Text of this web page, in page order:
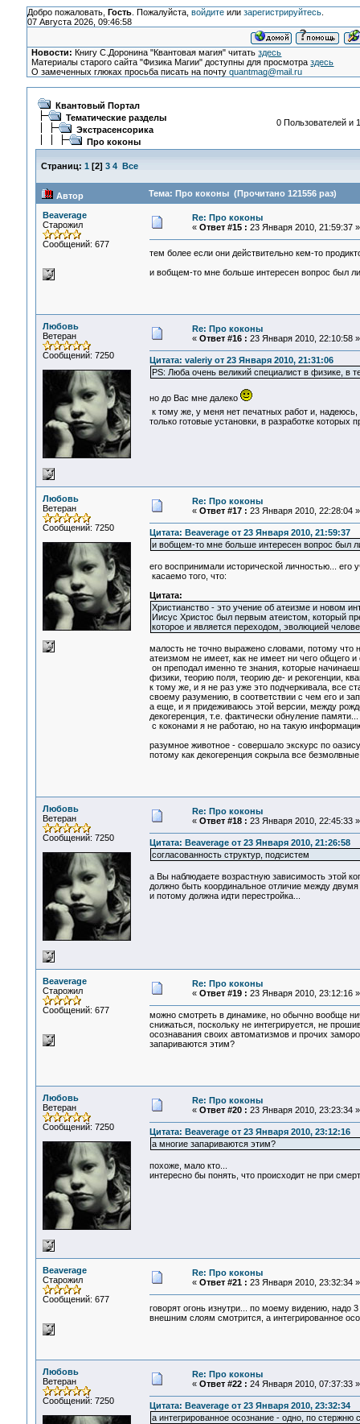
Добро пожаловать, Гость. Пожалуйста, войдитеили зарегистрируйтесь.
07 Августа 2026, 09:46:58
Новости: Книгу С.Доронина "Квантовая магия" читатьздесь
Материалы старого сайта "Физика Магии" доступны для просмотраздесь
О замеченных глюках просьба писать на почтуquantmag@mail.ru
Квантовый Портал
Тематические разделы
Экстрасенсорика
Про коконы
0 Пользователей и
Страниц: 1 [2] 3 4 Все
Автор Тема: Про коконы (Прочитано 121556 раз)
Beaverage
Старожил
Сообщений: 677
Re: Про коконы
« Ответ #15 : 23 Января 2010, 21:59:37 »
тем более если они действительно кем-то
и вобщем-то мне больше интересен вопрос был
Любовь
Ветеран
Сообщений: 7250
Re: Про коконы
« Ответ #16 : 23 Января 2010, 22:10:58 »
Цитата: valeriy от 23 Января 2010, 21:31:06
PS: Люба очень великий специалист в физике, в
но до Вас мне далеко
к тому же, у меня нет печатных работ и, надеюсь,
только готовые установки, в разработке которых
Любовь
Ветеран
Сообщений: 7250
Re: Про коконы
« Ответ #17 : 23 Января 2010, 22:28:04 »
Цитата: Beaverage от 23 Января 2010, 21:59:37
и вобщем-то мне больше интересен вопрос был
его воспринимали исторической личностью... его
касаемо того, что:
Цитата:
Христианство - это учение об атеизме и новом
Иисус Христос был первым атеистом, который
которое и является переходом, эволюцией
малость не точно выражено словами, потому что
атеизмом не имеет, как не имеет ни чего общего
он преподал именно те знания, которые
физики, теорию поля, теорию де- и рекогенции,
к тому же, и я не раз уже это подчеркивала, все
своему разумению, в соответствии с чем его и
а еще, и я придеживаюсь этой версии, между
декогеренция, т.е. фактически обнуление памяти...
с коконами я не работаю, но на такую
разумное животное - совершало экскурс по
потому как декогеренция сокрыла все
Любовь
Ветеран
Сообщений: 7250
Re: Про коконы
« Ответ #18 : 23 Января 2010, 22:45:33 »
Цитата: Beaverage от 23 Января 2010, 21:26:58
согласованность структур, подсистем
а Вы наблюдаете возрастную зависимость этой
должно быть координальное отличие между
и потому должна идти перестройка...
Beaverage
Старожил
Сообщений: 677
Re: Про коконы
« Ответ #19 : 23 Января 2010, 23:12:16 »
можно смотреть в динамике, но обычно вообще
снижаться, поскольку не интегрируется, не
осознавания своих автоматизмов и прочих
запариваются этим?
Любовь
Ветеран
Сообщений: 7250
Re: Про коконы
« Ответ #20 : 23 Января 2010, 23:23:34 »
Цитата: Beaverage от 23 Января 2010, 23:12:16
а многие запариваются этим?
похоже, мало кто...
интересно бы понять, что происходит не при
Beaverage
Старожил
Сообщений: 677
Re: Про коконы
« Ответ #21 : 23 Января 2010, 23:32:34 »
говорят огонь изнутри... по моему видению, надо
внешним слоям смотрится, а интегрированное
Любовь
Ветеран
Сообщений: 7250
Re: Про коконы
« Ответ #22 : 24 Января 2010, 07:37:33 »
Цитата: Beaverage от 23 Января 2010, 23:32:34
а интегрированное осознание - одно, по стержню